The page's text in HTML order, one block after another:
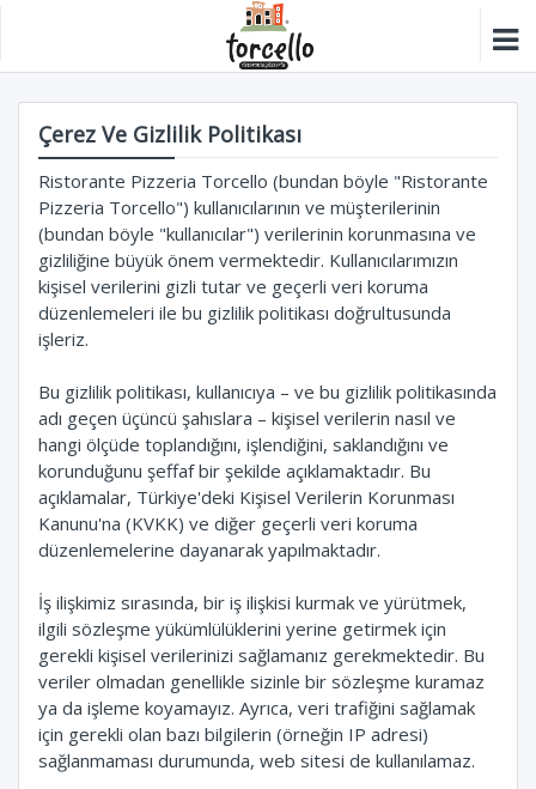
Çerez Ve Gizlilik Politikası
Ristorante Pizzeria Torcello (bundan böyle "Ristorante
Pizzeria Torcello") kullanıcılarının ve müşterilerinin
(bundan böyle "kullanıcılar") verilerinin korunmasına ve
gizliliğine büyük önem vermektedir. Kullanıcılarımızın
kişisel verilerini gizli tutar ve geçerli veri koruma
düzenlemeleri ile bu gizlilik politikası doğrultusunda
işleriz.
Bu gizlilik politikası, kullanıcıya – ve bu gizlilik politikasında
adı geçen üçüncü şahıslara – kişisel verilerin nasıl ve
hangi ölçüde toplandığını, işlendiğini, saklandığını ve
korunduğunu şeffaf bir şekilde açıklamaktadır. Bu
açıklamalar, Türkiye'deki Kişisel Verilerin Korunması
Kanunu'na (KVKK) ve diğer geçerli veri koruma
düzenlemelerine dayanarak yapılmaktadır.
İş ilişkimiz sırasında, bir iş ilişkisi kurmak ve yürütmek,
ilgili sözleşme yükümlülüklerini yerine getirmek için
gerekli kişisel verilerinizi sağlamanız gerekmektedir. Bu
veriler olmadan genellikle sizinle bir sözleşme kuramaz
ya da işleme koyamayız. Ayrıca, veri trafiğini sağlamak
için gerekli olan bazı bilgilerin (örneğin IP adresi)
sağlanmaması durumunda, web sitesi de kullanılamaz.